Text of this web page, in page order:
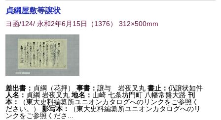
貞綱屋敷等譲状
ヨ函/124/ 永和2年6月15日 （1376） 312×500mm
差出書： 貞綱（花押） 事書：譲与 岩夜叉丸書止：仍譲状如件
人名： 貞綱 岩夜叉丸 地名： 山崎 七条坊門町 八幡常盤大路 刊
本：
（東大史料編纂所ユニオンカタログへのリンクをご参照く
ださい。）
影写本：
（東大史料編纂所ユニオンカタログへのリ
ンクをご参照くださ...